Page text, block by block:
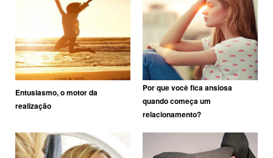
Entusiasmo, o motor da
realização
Por que você fica ansiosa
quando começa um
relacionamento?